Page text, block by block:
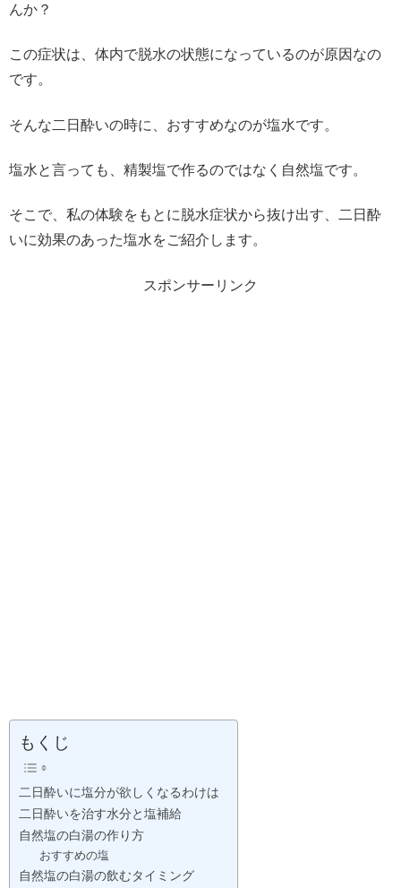
んか？
この症状は、体内で脱水の状態になっているのが原因なの
です。
そんな二日酔いの時に、おすすめなのが塩水です。
塩水と言っても、精製塩で作るのではなく自然塩です。
そこで、私の体験をもとに脱水症状から抜け出す、二日酔
いに効果のあった塩水をご紹介します。
スポンサーリンク
もくじ
二日酔いに塩分が欲しくなるわけは
二日酔いを治す水分と塩補給
自然塩の白湯の作り方
おすすめの塩
自然塩の白湯の飲むタイミング